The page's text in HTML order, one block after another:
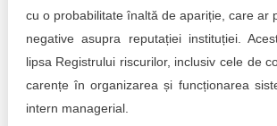
cu o probabilitate înaltă de apariție, care ar
negative asupra reputației instituției.
lipsa Registrului riscurilor, inclusiv cele de
carențe în organizarea și funcționarea
intern managerial.